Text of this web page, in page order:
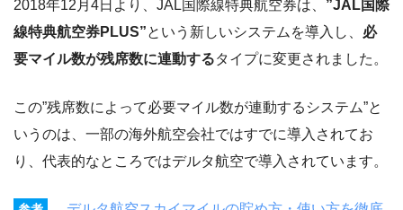
2018年12月4日より、JAL国際線特典航空券は、 ”JAL国際
線特典航空券PLUS”という新しいシステムを導入し、 必
要マイル数が残席数に連動するタイプに変更されました。
この”残席数によって必要マイル数が連動するシステム”と
いうのは、一部の海外航空会社ではすでに導入されてお
り、代表的なところではデルタ航空で導入されています。